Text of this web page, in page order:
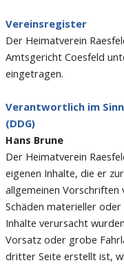
Vereinsregister
Der Heimatverein
Amtsgericht Coesfeld
eingetragen.
Verantwortlich im
(DDG)
Hans Brune
Der Heimatverein
eigenen Inhalte, die er
allgemeinen
Schäden materieller
Inhalte verursacht
Vorsatz oder grobe
dritter Seite erstellt ist,